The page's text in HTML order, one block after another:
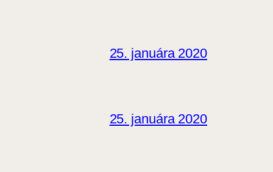
25. januára 2020
25. januára 2020